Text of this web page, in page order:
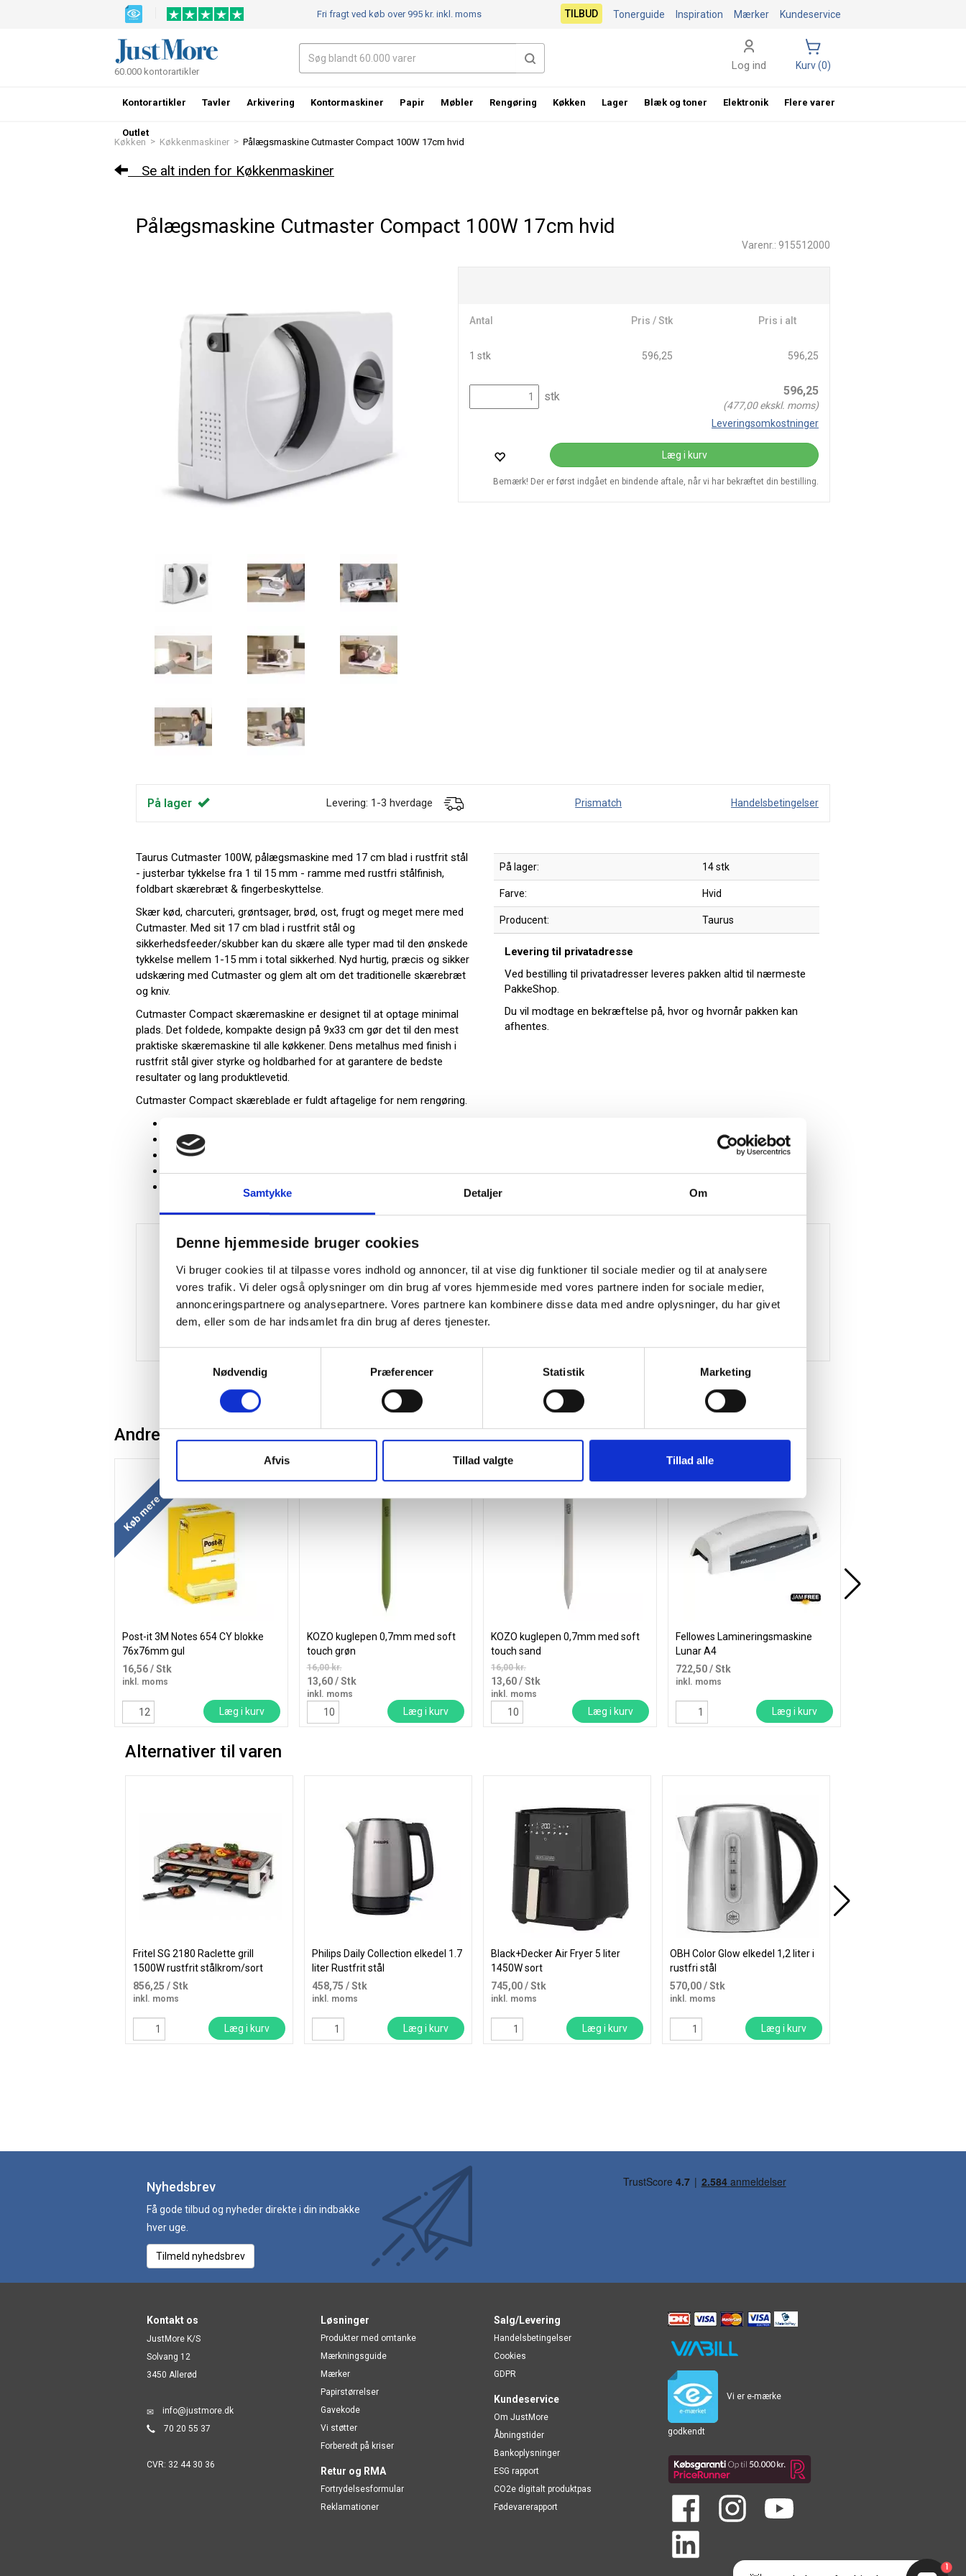
Samtykke Detaljer Om
Denne hjemmeside bruger cookies
Vi bruger cookies til at tilpasse vores indhold og annoncer, til at vise dig funktioner til sociale medier og til at analysere
vores trafik. Vi deler også oplysninger om din brug af vores hjemmeside med vores partnere inden for sociale medier,
annonceringspartnere og analysepartnere. Vores partnere kan kombinere disse data med andre oplysninger, du har givet
dem, eller som de har indsamlet fra din brug af deres tjenester.
Nødvendig
Præferencer Statistik Marketing
Afvis Tillad valgte Tillad alle
Køkken > Køkkenmaskiner > Pålægsmaskine Cutmaster Compact 100W 17cm hvid
Se alt inden for Køkkenmaskiner
Pålægsmaskine Cutmaster Compact 100W 17cm hvid
Varenr.: 915512000
Antal Pris / Stk Pris i alt
1 stk 596,25 596,25
stk 596,25
(477,00ekskl. moms)
Leveringsomkostninger
Læg i kurv
Bemærk! Der er først indgået en bindende aftale, når vi har bekræftet din bestilling.
På lager Levering: 1-3 hverdage Prismatch Handelsbetingelser
Taurus Cutmaster 100W, pålægsmaskine med 17 cm blad i rustfrit stål
- justerbar tykkelse fra 1 til 15 mm - ramme med rustfri stålfinish,
foldbart skærebræt & fingerbeskyttelse.
Skær kød, charcuteri, grøntsager, brød, ost, frugt og meget mere med
Cutmaster. Med sit 17 cm blad i rustfrit stål og
sikkerhedsfeeder/skubber kan du skære alle typer mad til den ønskede
tykkelse mellem 1-15 mm i total sikkerhed. Nyd hurtig, præcis og sikker
udskæring med Cutmaster og glem alt om det traditionelle skærebræt
og kniv.
Cutmaster Compact skæremaskine er designet til at optage minimal
plads. Det foldede, kompakte design på 9x33 cm gør det til den mest
praktiske skæremaskine til alle køkkener. Dens metalhus med finish i
rustfrit stål giver styrke og holdbarhed for at garantere de bedste
resultater og lang produktlevetid.
Cutmaster Compact skæreblade er fuldt aftagelige for nem rengøring.
17 cm skæreblad i rustfrit stål
1 til 15 mm tykkelse
Sikkerheds-feeder/skubber
Flere anvendelsesområder til al slags mad
På lager: 14 stk
Farve: Hvid
Producent: Taurus
Levering til privatadresse
Ved bestilling til privatadresser leveres pakken altid til nærmeste
PakkeShop.
Du vil modtage en bekræftelse på, hvor og hvornår pakken kan
afhentes.
Andre kunder købte også
Køb mere og spar
Post-it 3M Notes 654 CY blokke
76x76mm gul
16,56/ Stk
inkl. moms
Læg i kurv
KOZO kuglepen 0,7mm med soft
touch grøn
16,00 kr.
13,60/ Stk
inkl. moms
Læg i kurv
KOZO kuglepen 0,7mm med soft
touch sand
16,00 kr.
13,60/ Stk
inkl. moms
Læg i kurv
Fellowes Lamineringsmaskine
Lunar A4
722,50/ Stk
inkl. moms
Læg i kurv
Alternativer til varen
Fritel SG 2180 Raclette grill
1500W rustfrit stålkrom/sort
856,25 / Stk
inkl. moms
Læg i kurv
Philips Daily Collection elkedel 1.7
liter Rustfrit stål
458,75 / Stk
inkl. moms
Læg i kurv
Black+Decker Air Fryer 5 liter
1450W sort
745,00/ Stk
inkl. moms
Læg i kurv
OBH Color Glow elkedel 1,2 liter i
rustfri stål
570,00/ Stk
inkl. moms
Læg i kurv
Fri fragt ved køb over 995 kr.inkl. moms Kundeservice
Mærker
Inspiration
Tonerguide
TILBUD
60.000 kontorartikler Log ind Kurv (0)
Kontorartikler Tavler Arkivering Kontormaskiner Papir Møbler Rengøring Køkken Lager Blæk og toner Elektronik Flere varer
Outlet
Nyhedsbrev
Få gode tilbud og nyheder direkte i din indbakke
hver uge.
Tilmeld nyhedsbrev
Kontakt os
JustMore K/S
Solvang 12
3450 Allerød
info@justmore.dk
70 20 55 37
CVR: 32 44 30 36
Løsninger
Produkter med omtanke
Mærkningsguide
Mærker
Papirstørrelser
Gavekode
Vi støtter
Forberedt på kriser
Retur og RMA
Fortrydelsesformular
Reklamationer
Salg/Levering
Handelsbetingelser
Cookies
GDPR
Kundeservice
Om JustMore
Åbningstider
Bankoplysninger
ESG rapport
CO2e digitalt produktpas
Fødevarerapport
Vi er e-mærke
godkendt
1